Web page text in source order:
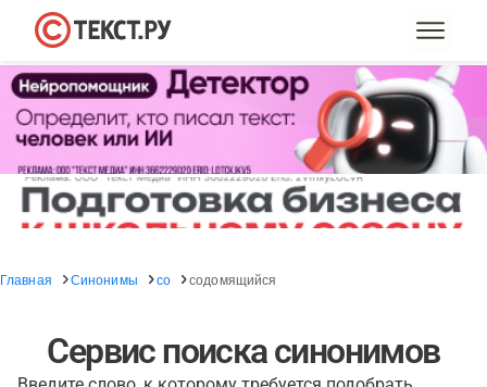
Главная Синонимы со содомящийся
Сервис поиска синонимов